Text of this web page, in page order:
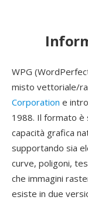
WPG
misto vettoriale/
Corporation e
1988. Il formato
capacità grafica
supportando sia
curve, poligoni,
che immagini
esiste in due